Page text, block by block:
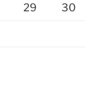
29 30